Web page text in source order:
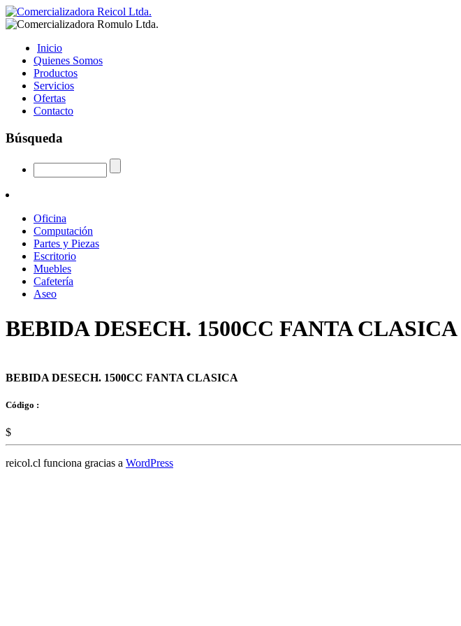
Inicio
Quienes Somos
Productos
Servicios
Ofertas
Contacto
Búsqueda
Oficina
Computación
Partes y Piezas
Escritorio
Muebles
Cafetería
Aseo
BEBIDA DESECH. 1500CC FANTA CLASICA
BEBIDA DESECH. 1500CC FANTA CLASICA
Código :
$
reicol.cl funciona gracias a WordPress